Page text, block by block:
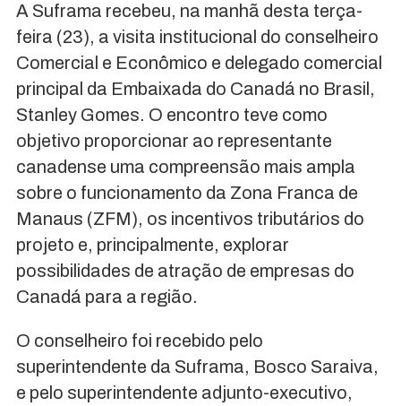
A Suframa recebeu, na manhã desta terça-
feira (23), a visita institucional do conselheiro
Comercial e Econômico e delegado comercial
principal da Embaixada do Canadá no Brasil,
Stanley Gomes. O encontro teve como
objetivo proporcionar ao representante
canadense uma compreensão mais ampla
sobre o funcionamento da Zona Franca de
Manaus (ZFM), os incentivos tributários do
projeto e, principalmente, explorar
possibilidades de atração de empresas do
Canadá para a região.
O conselheiro foi recebido pelo
superintendente da Suframa, Bosco Saraiva,
e pelo superintendente adjunto-executivo,